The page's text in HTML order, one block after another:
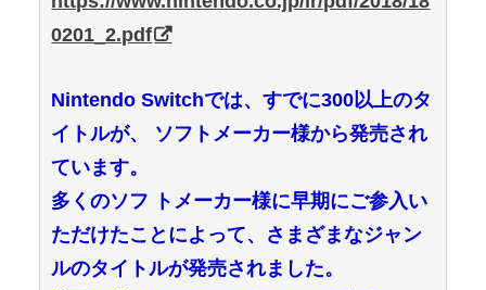
0201_2.pdf
Nintendo Switchでは、すでに300以上のタ
イトルが、 ソフトメーカー様から発売され
ています。
多くのソフ トメーカー様に早期にご参入い
ただけたことによって、さまざまなジャン
ルのタイトルが発売されました。